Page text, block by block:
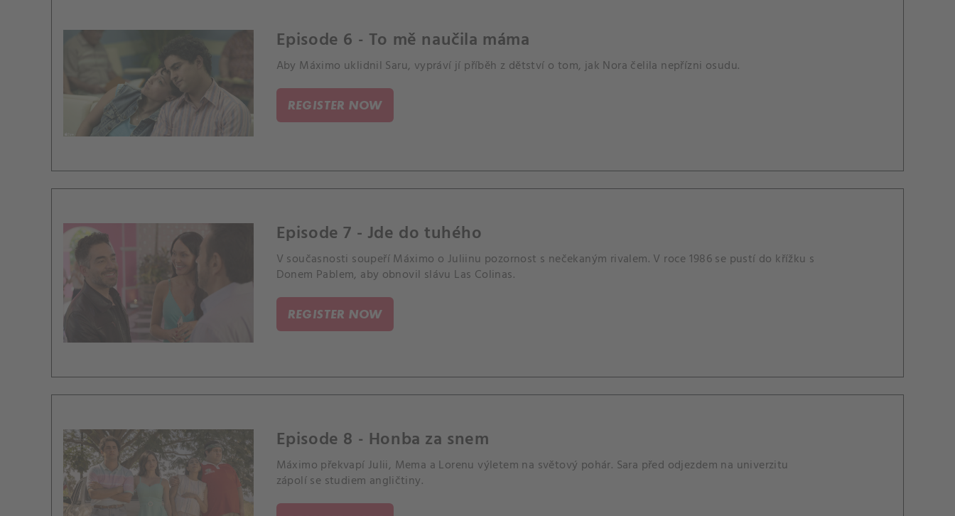
Episode 6 - To mě naučila máma
Aby Máximo uklidnil Saru, vypráví jí příběh z dětství o tom, jak Nora čelila nepřízni osudu.
REGISTER NOW
Episode 7 - Jde do tuhého
V současnosti soupeří Máximo o Juliinu pozornost s nečekaným rivalem. V roce 1986 se pustí do křížku s
Donem Pablem, aby obnovil slávu Las Colinas.
REGISTER NOW
Episode 8 - Honba za snem
Máximo překvapí Julii, Mema a Lorenu výletem na světový pohár. Sara před odjezdem na univerzitu
zápolí se studiem angličtiny.